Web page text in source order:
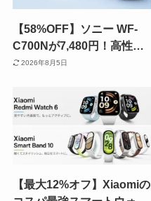
【58%OFF】ソニー WF-
C700Nが7,480円！高性能
ノイズキャンセリング搭載
が大幅値下げ《Amazonセ
ール》
2026年8月5日
【最大12%オフ】Xiaomiの